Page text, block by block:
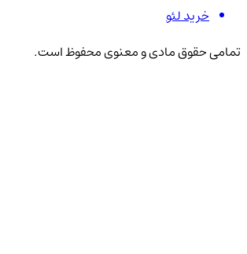
خرید لئو
تمامی حقوق مادی و معنوی محفوظ است.